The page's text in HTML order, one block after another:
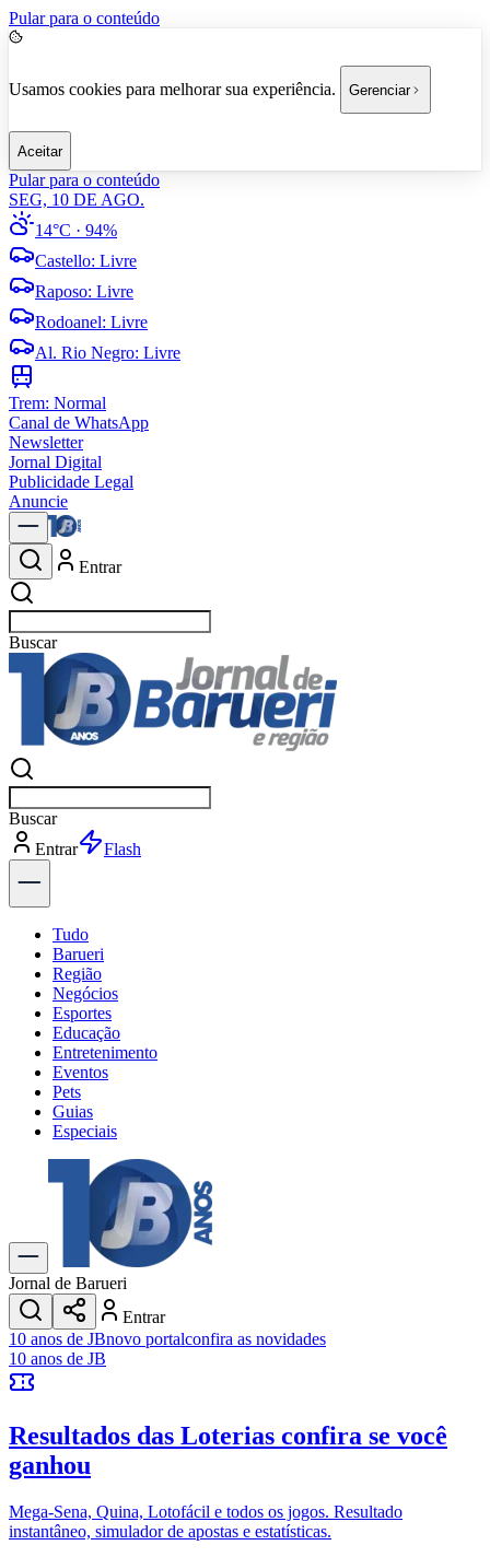
Pular para o conteúdo
Usamos cookies para melhorar sua experiência. Gerenciar
Aceitar
Pular para o conteúdo
SEG, 10 DE AGO.
14°C · 94%
Castello: Livre
Raposo: Livre
Rodoanel: Livre
Al. Rio Negro: Livre
Trem: Normal
Canal de WhatsApp
Newsletter
Jornal Digital
Publicidade Legal
Anuncie
Entrar
Buscarpolí
Buscarpolí
Entrar
Explorar
Tudo
Barueri
Região
Negócios
Esportes
Educação
Entretenimento
Eventos
Pets
Guias
Especiais
Explore Tudo
Últimas Notícias
Previsão do Tempo
Trânsito e Rotas
Dia a Dia & Lazer
Transportes
Gastronomia
Cinema & Shows
JogosNovo
Anuncie no Portal
Cadastrar Empresa
Divulgar Vagas
Política
Jornal de Barueri
Entrar
10 anos de JBnovo portalconfira as novidades
10 anos de JB
Resultados das Loterias confira se você
ganhou
Mega-Sena, Quina, Lotofácil e todos os jogos. Resultado
instantâneo, simulador de apostas e estatísticas.